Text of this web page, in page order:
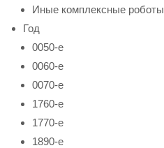
Иные комплексные роботы
Год
0050-е
0060-е
0070-е
1760-е
1770-е
1890-е